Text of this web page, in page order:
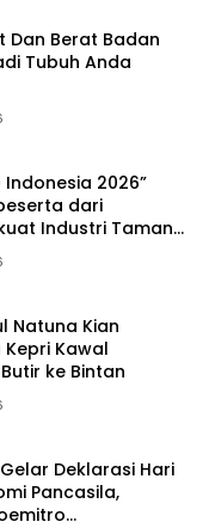
Dan Berat Badan
Tubuh Anda
Indonesia 2026”
dari
Industri Taman
Pariwisata di
Natuna Kian
Kawal
ke Bintan
Deklarasi Hari
Pancasila,